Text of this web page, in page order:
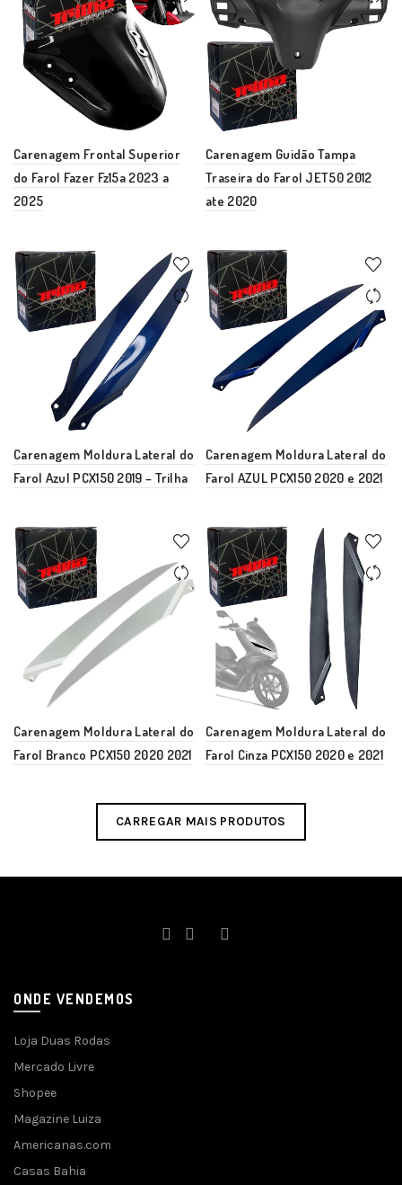
Carenagem Frontal Superior
do Farol Fazer Fz15a 2023 a
2025
Carenagem Guidão Tampa
Traseira do Farol JET50 2012
ate 2020
Carenagem Moldura Lateral do
Farol Azul PCX150 2019 – Trilha
Carenagem Moldura Lateral do
Farol AZUL PCX150 2020 e 2021
Carenagem Moldura Lateral do
Farol Branco PCX150 2020 2021
Carenagem Moldura Lateral do
Farol Cinza PCX150 2020 e 2021
CARREGAR MAIS PRODUTOS
ONDE VENDEMOS
Loja Duas Rodas
Mercado Livre
Shopee
Magazine Luiza
Americanas.com
Casas Bahia